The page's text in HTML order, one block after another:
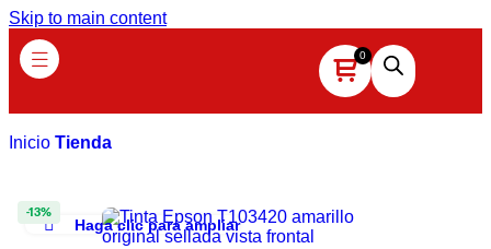
Skip to main content
Inicio Tienda
-13%
Haga clic para ampliar